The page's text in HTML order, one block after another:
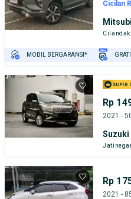
Cicilan
Cilandak
MOBIL BERGARANSI*
Rp
2021 -
Suzuki
Rp
2021 -